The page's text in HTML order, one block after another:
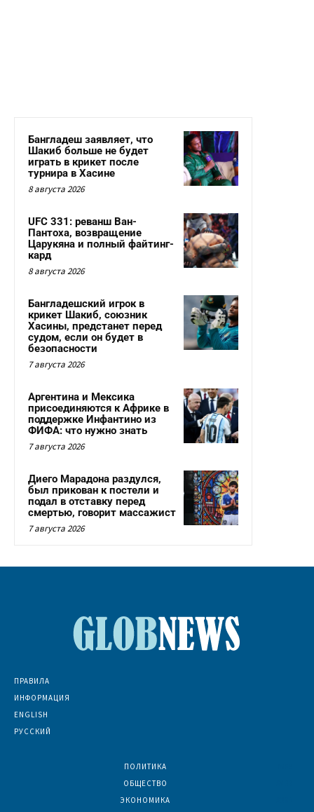
Бангладеш заявляет, что
Шакиб больше не будет
играть в крикет после
турнира в Хасине
8 августа 2026
UFC 331: реванш Ван-
Пантоха, возвращение
Царукяна и полный файтинг-
кард
8 августа 2026
Бангладешский игрок в
крикет Шакиб, союзник
Хасины, предстанет перед
судом, если он будет в
безопасности
7 августа 2026
Аргентина и Мексика
присоединяются к Африке в
поддержке Инфантино из
ФИФА: что нужно знать
7 августа 2026
Диего Марадона раздулся,
был прикован к постели и
подал в отставку перед
смертью, говорит массажист
7 августа 2026
ПРАВИЛА
ИНФОРМАЦИЯ
ENGLISH
РУССКИЙ
ПОЛИТИКА
ОБЩЕСТВО
ЭКОНОМИКА